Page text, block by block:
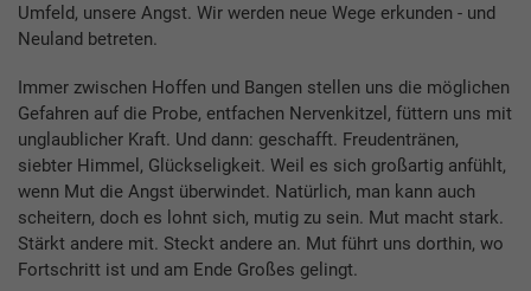
Umfeld, unsere Angst. Wir werden neue Wege erkunden - und
Neuland betreten.
Immer zwischen Hoffen und Bangen stellen uns die möglichen
Gefahren auf die Probe, entfachen Nervenkitzel, füttern uns mit
unglaublicher Kraft. Und dann: geschafft. Freudentränen,
siebter Himmel, Glückseligkeit. Weil es sich großartig anfühlt,
wenn Mut die Angst überwindet. Natürlich, man kann auch
scheitern, doch es lohnt sich, mutig zu sein. Mut macht stark.
Stärkt andere mit. Steckt andere an. Mut führt uns dorthin, wo
Fortschritt ist und am Ende Großes gelingt.